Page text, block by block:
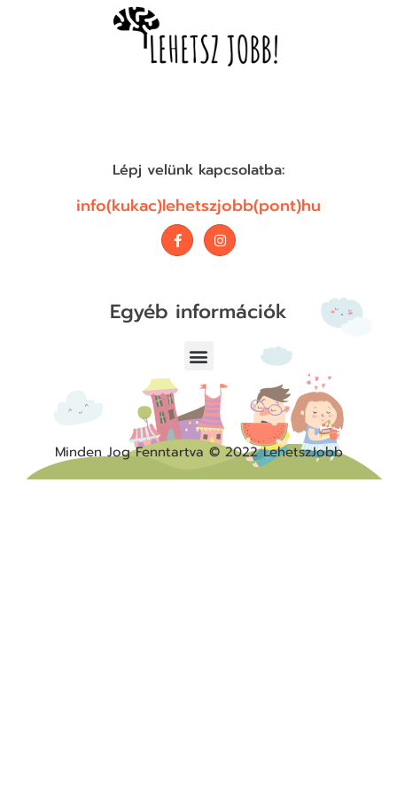
Lépj velünk kapcsolatba:
info(kukac)lehetszjobb(pont)hu
Egyéb információk
Minden Jog Fenntartva © 2022 LehetszJobb